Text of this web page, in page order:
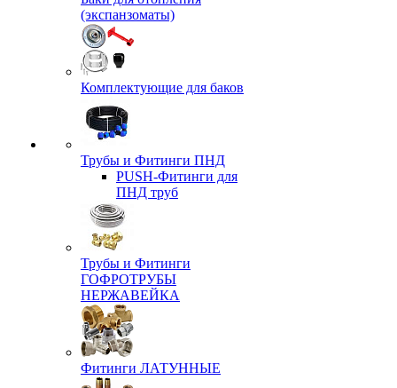
(экспанзоматы)
Комплектующие для баков
Трубы и Фитинги ПНД
PUSH-Фитинги для
ПНД труб
Трубы и Фитинги
ГОФРОТРУБЫ
НЕРЖАВЕЙКА
Фитинги ЛАТУННЫЕ